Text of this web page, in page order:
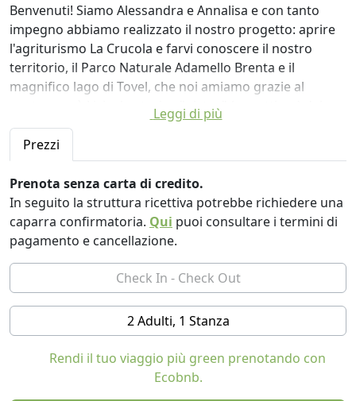
Benvenuti! Siamo Alessandra e Annalisa e con tanto
impegno abbiamo realizzato il nostro progetto: aprire
l'agriturismo La Crucola e farvi conoscere il nostro
territorio, il Parco Naturale Adamello Brenta e il
magnifico lago di Tovel, che noi amiamo grazie al
nostro papà Livio, lo storico "pistor" (panettiere) del
paese. Fin da piccoline ci ha portate tantissime volte in
montagna alla scoperta di piante e animali.
Nella nostra avventura non siamo sole.
All’Agriturismo La Crucola vivono anche mio marito
Marco, che si prende cura con passione dei meli
dell’azienda agricola e delle viti attorno a casa e i nostri
figli Irene, teenager appassionata di calcio e Junming,
vivace e amante dell’altalena; la gatta Biba, un po’
diffidente con chi non conosce; la coniglietta Luna che
nelle giornate di sole vedrai in giardino; il gatto Nutella,
che ama coccole e cibo (attenzione potresti trovarlo
cagnolina Neve ...arrivata in pieno lockdown e ancora
un po’ timorosa delle novità.
Leggi di più
Prezzi
Prenota senza carta di credito.
In seguito la struttura ricettiva potrebbe richiedere una
caparra confirmatoria. Qui puoi consultare i termini di
pagamento e cancellazione.
2 Adulti, 1 Stanza
Rendi il tuo viaggio più green prenotando con
Ecobnb.